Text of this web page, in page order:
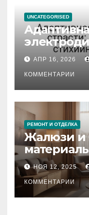
UNCATEGORISED
влияние
тезауруса
АПР 16, 2026
КОММЕНТАРИИ
РЕМОНТ И ОТДЕЛКА
Жалюзи и
НОЯ 12, 2025
КОММЕНТАРИИ